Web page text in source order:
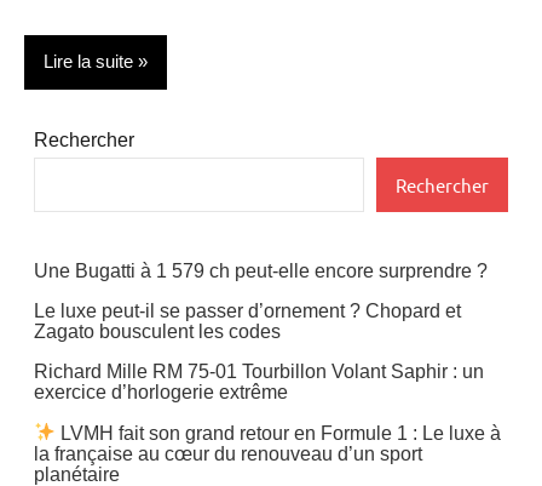
Lire la suite
Aéronautique
Rechercher
Rechercher
Une Bugatti à 1 579 ch peut-elle encore surprendre ?
Le luxe peut-il se passer d’ornement ? Chopard et
Zagato bousculent les codes
Richard Mille RM 75-01 Tourbillon Volant Saphir : un
exercice d’horlogerie extrême
LVMH fait son grand retour en Formule 1 : Le luxe à
la française au cœur du renouveau d’un sport
planétaire